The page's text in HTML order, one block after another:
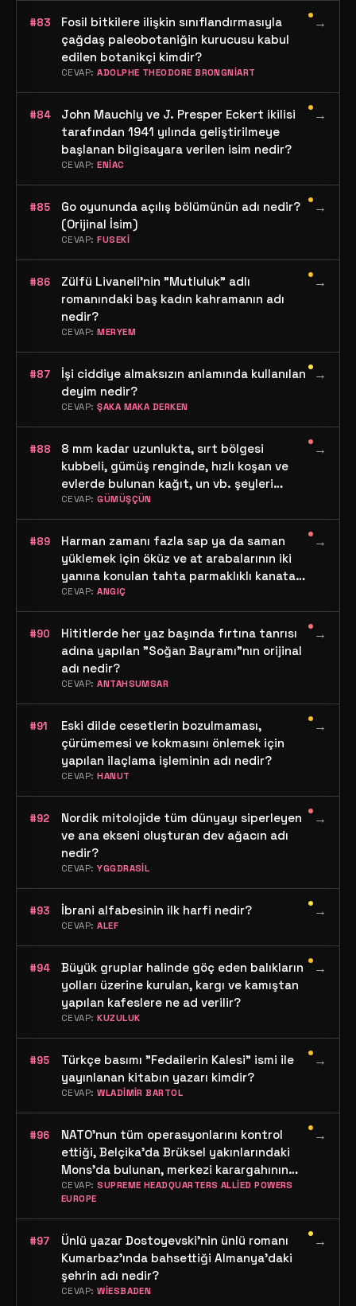
#83
Fosil bitkilere ilişkin sınıflandırmasıyla
çağdaş paleobotaniğin kurucusu kabul
edilen botanikçi kimdir?
CEVAP:ADOLPHE THEODORE BRONGNİART
•→
#84
John Mauchly ve J. Presper Eckert ikilisi
tarafından 1941 yılında geliştirilmeye
başlanan bilgisayara verilen isim nedir?
CEVAP:ENİAC
•→
#85
Go oyununda açılış bölümünün adı nedir?
(Orijinal İsim)
CEVAP:FUSEKİ
•→
#86
Zülfü Livaneli'nin "Mutluluk" adlı
romanındaki baş kadın kahramanın adı
nedir?
CEVAP:MERYEM
•→
#87
İşi ciddiye almaksızın anlamında kullanılan
deyim nedir?
CEVAP:ŞAKA MAKA DERKEN
•→
#88
8 mm kadar uzunlukta, sırt bölgesi
kubbeli, gümüş renginde, hızlı koşan ve
evlerde bulunan kağıt, un vb. şeyleri
yiyen böceğin adı nedir?
CEVAP:GÜMÜŞÇÜN
•→
#89
Harman zamanı fazla sap ya da saman
yüklemek için öküz ve at arabalarının iki
yanına konulan tahta parmaklıklı kanata
ne denir?
CEVAP:ANGIÇ
•→
#90
Hititlerde her yaz başında fırtına tanrısı
adına yapılan "Soğan Bayramı"nın orijinal
adı nedir?
CEVAP:ANTAHSUMSAR
•→
#91
Eski dilde cesetlerin bozulmaması,
çürümemesi ve kokmasını önlemek için
yapılan ilaçlama işleminin adı nedir?
CEVAP:HANUT
•→
#92
Nordik mitolojide tüm dünyayı siperleyen
ve ana ekseni oluşturan dev ağacın adı
nedir?
CEVAP:YGGDRASİL
•→
#93 İbrani alfabesinin ilk harfi nedir?
CEVAP:ALEF
•→
#94
Büyük gruplar halinde göç eden balıkların
yolları üzerine kurulan, kargı ve kamıştan
yapılan kafeslere ne ad verilir?
CEVAP:KUZULUK
•→
#95
Türkçe basımı "Fedailerin Kalesi" ismi ile
yayınlanan kitabın yazarı kimdir?
CEVAP:WLADİMİR BARTOL
•→
#96
NATO'nun tüm operasyonlarını kontrol
ettiği, Belçika'da Brüksel yakınlarındaki
Mons'da bulunan, merkezi karargahının
adı nedir? (Orijinal İsim)
CEVAP:SUPREME HEADQUARTERS ALLİED POWERS
EUROPE
•→
#97
Ünlü yazar Dostoyevski'nin ünlü romanı
Kumarbaz'ında bahsettiği Almanya'daki
şehrin adı nedir?
CEVAP:WİESBADEN
•→